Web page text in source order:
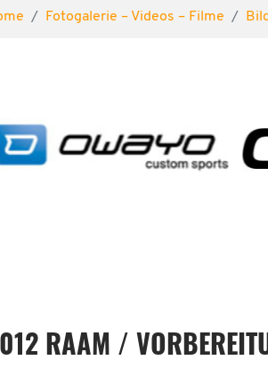
Fotogalerie – Videos – Filme
RAAM /